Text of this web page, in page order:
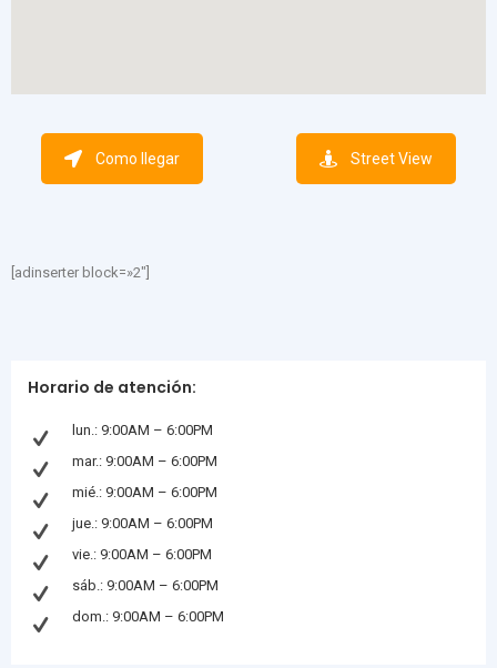
Como llegar Street View
[adinserter block=»2″]
Horario de atención:
lun.: 9:00AM – 6:00PM
mar.: 9:00AM – 6:00PM
mié.: 9:00AM – 6:00PM
jue.: 9:00AM – 6:00PM
vie.: 9:00AM – 6:00PM
sáb.: 9:00AM – 6:00PM
dom.: 9:00AM – 6:00PM